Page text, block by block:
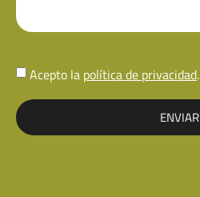
Acepto la política de privacidad.
ENVIAR